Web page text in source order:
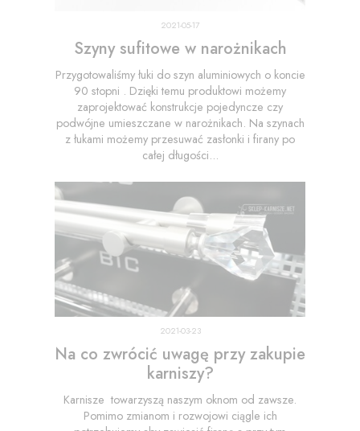
2021-05-17
Szyny sufitowe w narożnikach
Przygotowaliśmy łuki do szyn aluminiowych o koncie
90 stopni . Dzięki temu produktowi możemy
zaprojektować konstrukcje pojedyncze czy
podwójne umieszczane w narożnikach. Na szynach
z łukami możemy przesuwać zasłonki i firany po
całej długości...
2021-03-23
Na co zwrócić uwagę przy zakupie
karniszy?
Karnisze towarzyszą naszym oknom od zawsze.
Pomimo zmianom i rozwojowi ciągle ich